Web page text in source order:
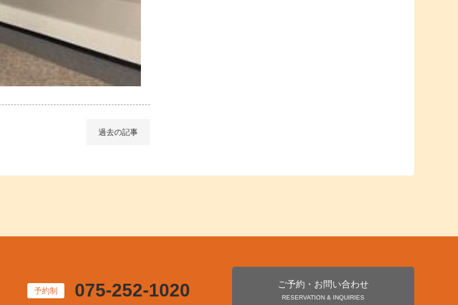
過去の記事
予約制 075-252-1020 ご予約・お問い合わせ
RESERVATION & INQUIRIES